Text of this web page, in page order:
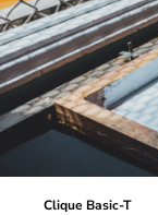
Clique Basic-T